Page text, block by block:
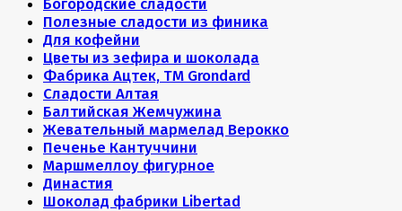
Богородские сладости
Полезные сладости из финика
Для кофейни
Цветы из зефира и шоколада
Фабрика Ацтек, ТМ Grondard
Сладости Алтая
Балтийская Жемчужина
Жевательный мармелад Верокко
Печенье Кантуччини
Маршмеллоу фигурное
Династия
Шоколад фабрики Libertad